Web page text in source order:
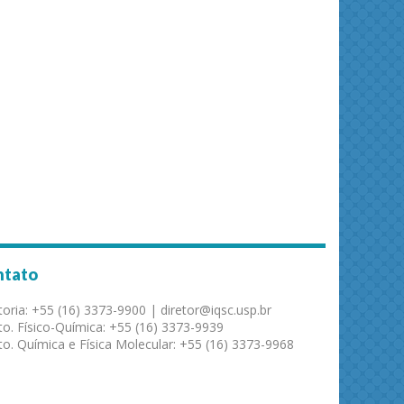
+55 (16) 3373-9900 | diretor@iqsc.usp.br
Físico-Química: +55 (16) 3373-9939
Química e Física Molecular: +55 (16) 3373-9968